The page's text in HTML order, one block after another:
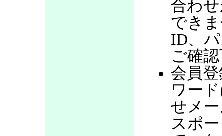
合わ
でき
ID、
ご確
会員
ワー
せメ
スポ